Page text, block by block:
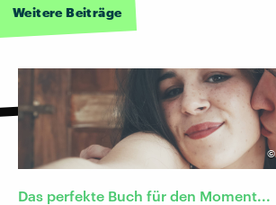
Weitere Beiträge
©
Das perfekte Buch für den Moment...